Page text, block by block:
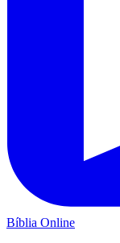
Bíblia Online